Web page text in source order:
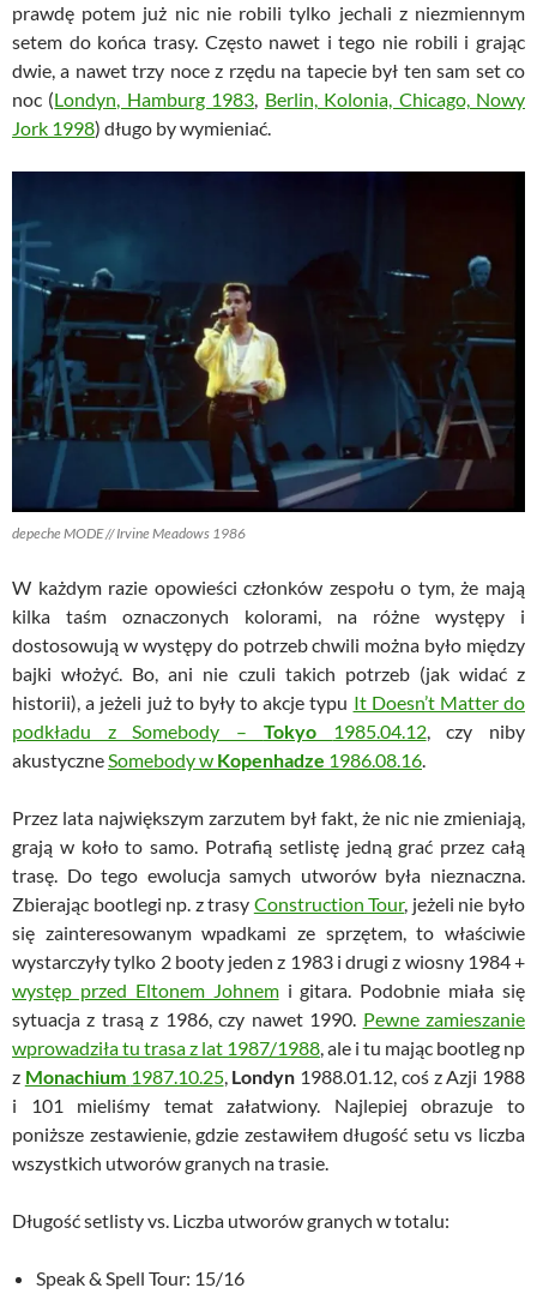
prawdę potem już nic nie robili tylko jechali z niezmiennym
setem do końca trasy. Często nawet i tego nie robili i grając
dwie, a nawet trzy noce z rzędu na tapecie był ten sam set co
noc (Londyn, Hamburg 1983, Berlin, Kolonia, Chicago, Nowy
Jork 1998) długo by wymieniać.
depeche MODE // Irvine Meadows 1986
W każdym razie opowieści członków zespołu o tym, że mają
kilka taśm oznaczonych kolorami, na różne występy i
dostosowują w występy do potrzeb chwili można było między
bajki włożyć. Bo, ani nie czuli takich potrzeb (jak widać z
historii), a jeżeli już to były to akcje typu It Doesn’t Matter do
podkładu z Somebody – Tokyo 1985.04.12, czy niby
akustyczneSomebody w Kopenhadze 1986.08.16.
Przez lata największym zarzutem był fakt, że nic nie zmieniają,
grają w koło to samo. Potrafią setlistę jedną grać przez całą
trasę. Do tego ewolucja samych utworów była nieznaczna.
Zbierając bootlegi np. z trasy Construction Tour, jeżeli nie było
się zainteresowanym wpadkami ze sprzętem, to właściwie
wystarczyły tylko 2 booty jeden z 1983 i drugi z wiosny 1984 +
występ przed Eltonem Johnemi gitara. Podobnie miała się
sytuacja z trasą z 1986, czy nawet 1990. Pewne zamieszanie
wprowadziła tu trasa z lat 1987/1988, ale i tu mając bootleg np
z Monachium 1987.10.25, Londyn 1988.01.12, coś z Azji 1988
i 101 mieliśmy temat załatwiony. Najlepiej obrazuje to
poniższe zestawienie, gdzie zestawiłem długość setu vs liczba
wszystkich utworów granych na trasie.
Długość setlisty vs. Liczba utworów granych w totalu:
Speak & Spell Tour: 15/16